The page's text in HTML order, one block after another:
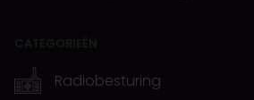
CATEGORIEËN
Radiobesturing